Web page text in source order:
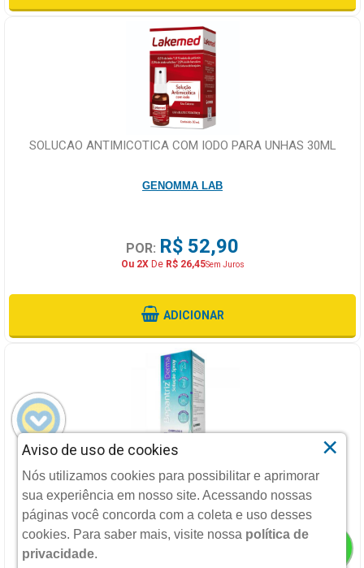
SOLUCAO ANTIMICOTICA COM IODO PARA UNHAS 30ML
GENOMMA LAB
POR: R$ 52,90
Ou 2XDe R$ 26,45Sem Juros
ADICIONAR
BEPANTRIZ DERMA SOLUCAO SPRAY 50ML
CIMED
Aviso de uso de cookies
Nós utilizamos cookies para possibilitar e aprimorar
sua experiência em nosso site. Acessando nossas
páginas você concorda com a coleta e uso desses
cookies. Para saber mais, visite nossa política de
privacidade.
×